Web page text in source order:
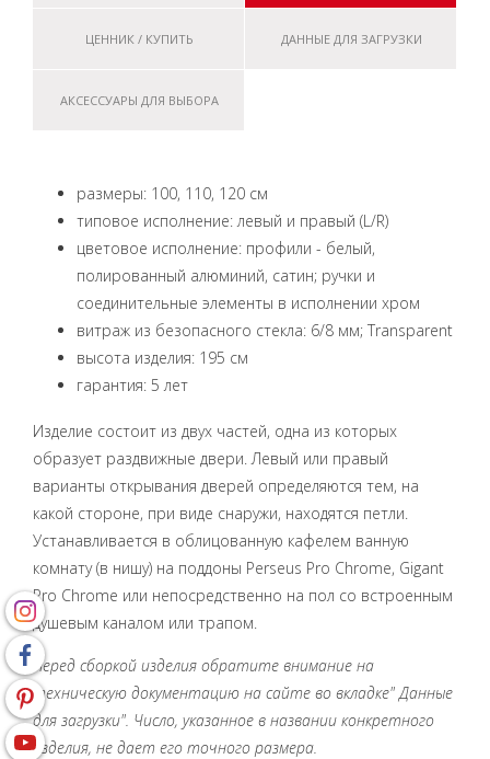
ЦЕННИК / КУПИТЬ ДАННЫЕ ДЛЯ ЗАГРУЗКИ
АКСЕССУАРЫ ДЛЯ ВЫБОРА
размеры: 100, 110, 120 cм
типовое исполнение: левый и правый (L/R)
цветовое исполнение: профили - белый,
полированный алюминий, сатин; ручки и
соединительные элементы в исполнении хром
витраж из безопасного стекла: 6/8 мм; Transparent
высота изделия: 195 cм
гарантия: 5 лет
Изделие состоит из двух частей, одна из которых
образует раздвижные двери. Левый или правый
варианты открывания дверей определяются тем, на
какой стороне, при виде снаружи, находятся петли.
Устанавливается в облицованную кафелем ванную
комнату (в нишу) на поддоны Perseus Pro Chrome, Gigant
Pro Chrome или непосредственно на пол со встроенным
душевым каналом или трапом.
Перед сборкой изделия обратите внимание на
техническую документацию на сайте во вкладке" Данные
для загрузки". Число, указанное в названии конкретного
изделия, не дает его точного размера.